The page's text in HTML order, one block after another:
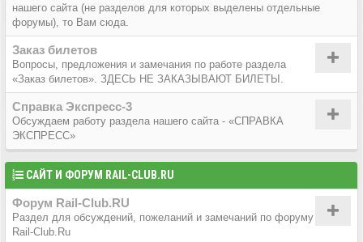
нашего сайта (не разделов для которых выделены отдельные
форумы), то Вам сюда.
Заказ билетов
Вопросы, предложения и замечания по работе раздела
«Заказ билетов». ЗДЕСЬ НЕ ЗАКАЗЫВАЮТ БИЛЕТЫ.
Справка Экспресс-3
Обсуждаем работу раздела нашего сайта - «СПРАВКА
ЭКСПРЕСС»
САЙТ И ФОРУМ RAIL-CLUB.RU
Форум Rail-Club.RU
Раздел для обсуждений, пожеланий и замечаний по форуму
Rail-Club.Ru